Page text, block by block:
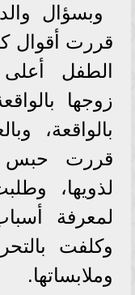
قررت أقوال
الطفل أعلى
زوجها
بالواقعة،
قررت حبس
لذويها،
لمعرفة
وكلفت
وملابساتها.